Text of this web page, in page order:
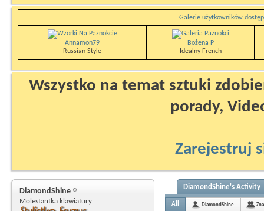
Galerie użytkowników
Annamon79
Russian Style
Bożena P
Idealny French
Wszystko na temat sztuki
porady,
Zarejestruj
DiamondShine
Molestantka klawiatury
DiamondShine's Activity
All DiamondShine